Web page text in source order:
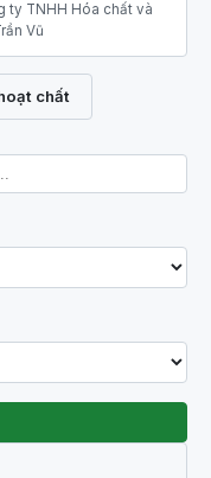
ty TNHH Hóa chất và
Vũ
chất